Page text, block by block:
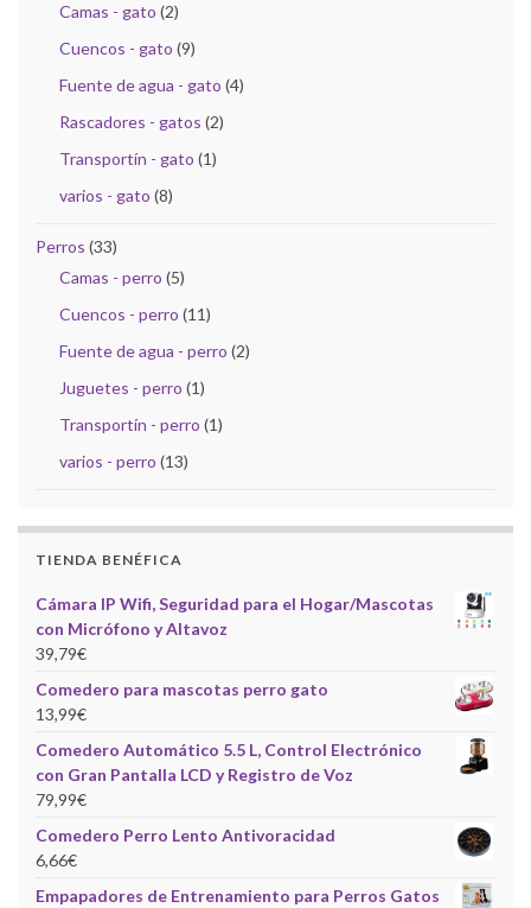
Camas - gato (2)
Cuencos - gato (9)
Fuente de agua - gato (4)
Rascadores - gatos (2)
Transportín - gato (1)
varios - gato (8)
Perros (33)
Camas - perro (5)
Cuencos - perro (11)
Fuente de agua - perro (2)
Juguetes - perro (1)
Transportín - perro (1)
varios - perro (13)
TIENDA BENÉFICA
Cámara IP Wifi, Seguridad para el Hogar/Mascotas
con Micrófono y Altavoz
39,79€
Comedero para mascotas perro gato
13,99€
Comedero Automático 5.5 L, Control Electrónico
con Gran Pantalla LCD y Registro de Voz
79,99€
Comedero Perro Lento Antivoracidad
6,66€
Empapadores de Entrenamiento para Perros Gatos